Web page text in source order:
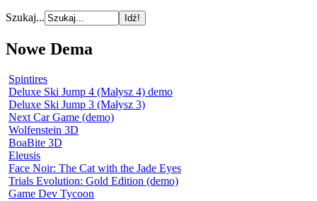
Szukaj...
Nowe Dema
Spintires
Deluxe Ski Jump 4 (Małysz 4) demo
Deluxe Ski Jump 3 (Małysz 3)
Next Car Game (demo)
Wolfenstein 3D
BoaBite 3D
Eleusis
Face Noir: The Cat with the Jade Eyes
Trials Evolution: Gold Edition (demo)
Game Dev Tycoon